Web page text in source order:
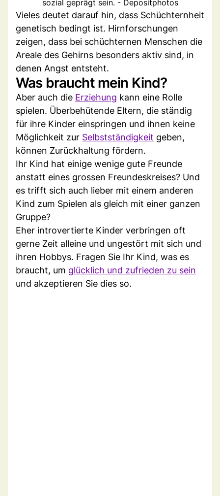
sozial geprägt sein. - Depositphotos
Vieles deutet darauf hin, dass Schüchternheit
genetisch bedingt ist. Hirnforschungen
zeigen, dass bei schüchternen Menschen die
Areale des Gehirns besonders aktiv sind, in
denen Angst entsteht.
Was braucht mein Kind?
Aber auch die Erziehung kann eine Rolle
spielen. Überbehütende Eltern, die ständig
für ihre Kinder einspringen und ihnen keine
Möglichkeit zur Selbstständigkeit geben,
können Zurückhaltung fördern.
Ihr Kind hat einige wenige gute Freunde
anstatt eines grossen Freundeskreises? Und
es trifft sich auch lieber mit einem anderen
Kind zum Spielen als gleich mit einer ganzen
Gruppe?
Eher introvertierte Kinder verbringen oft
gerne Zeit alleine und ungestört mit sich und
ihren Hobbys. Fragen Sie Ihr Kind, was es
braucht, um glücklich und zufrieden zu sein
und akzeptieren Sie dies so.